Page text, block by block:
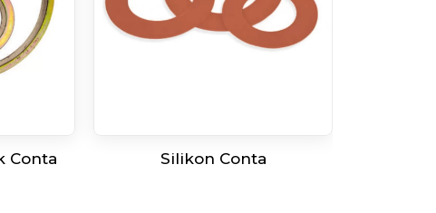
Conta Silikon Conta